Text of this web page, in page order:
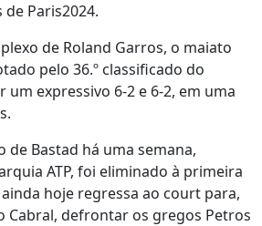
Paris2024.
de Roland Garros, o maiato
pelo 36.º classificado do
expressivo 6-2 e 6-2, em uma
de Bastad há uma semana,
ATP, foi eliminado à primeira
hoje regressa ao court para,
Cabral, defrontar os gregos Petros